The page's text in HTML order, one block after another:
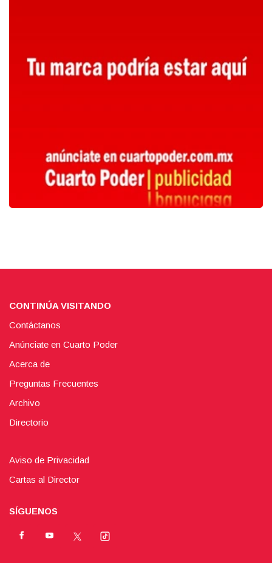
CONTINÚA VISITANDO
Contáctanos
Anúnciate en Cuarto Poder
Acerca de
Preguntas Frecuentes
Archivo
Directorio
Aviso de Privacidad
Cartas al Director
SÍGUENOS